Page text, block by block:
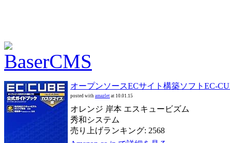
オープンソースECサイト構築ソフト
posted with amazlet at 10.01.15
オレンジ 岸本 エスキュービズム
秀和システム
売り上げランキング: 2568